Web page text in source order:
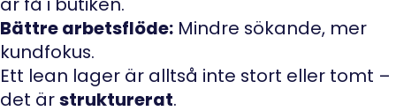
Bättre arbetsflöde: Mindre sökande, mer
kundfokus.
Ett lean lager är alltså inte stort eller tomt –
det ärstrukturerat.